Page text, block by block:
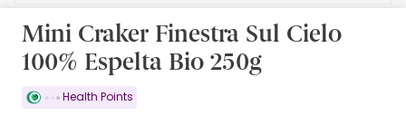
Mini Craker Finestra Sul Cielo
100% Espelta Bio 250g
Health Points